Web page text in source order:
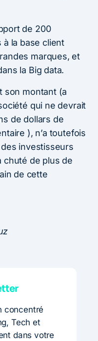
de 200
la base client
marques, et
la Big data.
son montant (a
qui ne devrait
de dollars de
), n’a toutefois
investisseurs
chuté de plus de
de cette
concentré
Tech et
dans votre